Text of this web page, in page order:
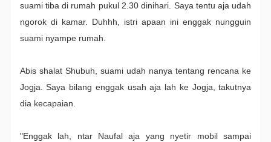
suami tiba di rumah pukul 2.30 dinihari. Saya tentu aja udah
ngorok di kamar. Duhhh, istri apaan ini enggak nungguin
suami nyampe rumah.
Abis shalat Shubuh, suami udah nanya tentang rencana ke
Jogja. Saya bilang enggak usah aja lah ke Jogja, takutnya
dia kecapaian.
"Enggak lah, ntar Naufal aja yang nyetir mobil sampai